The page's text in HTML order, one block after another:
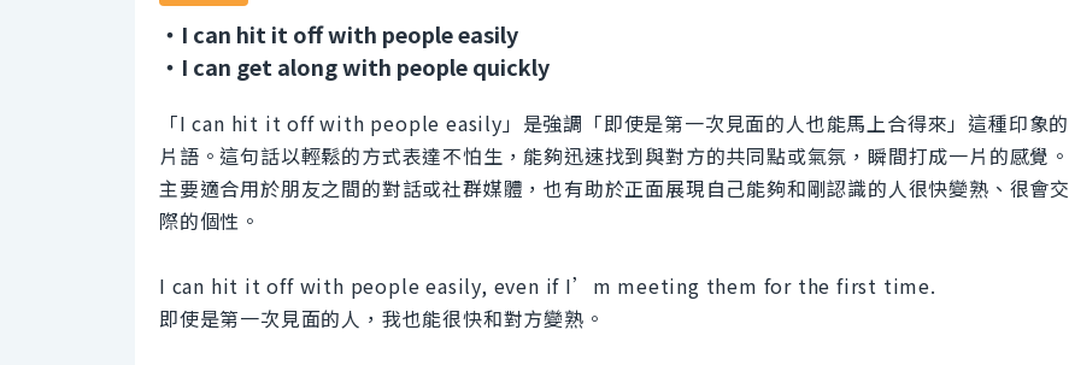
・I can hit it off with people easily
・I can get along with people quickly
「I can hit it off with people easily」是強調「即使是第一次見面的人也能馬上合得來」這種印象的
片語。這句話以輕鬆的方式表達不怕生，能夠迅速找到與對方的共同點或氣氛，瞬間打成一片的感覺。
主要適合用於朋友之間的對話或社群媒體，也有助於正面展現自己能夠和剛認識的人很快變熟、很會交
際的個性。
I can hit it off with people easily, even if I’m meeting them for the first time.
即使是第一次見面的人，我也能很快和對方變熟。